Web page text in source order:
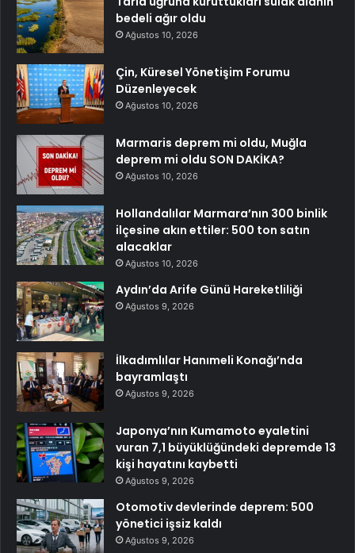
bedeli ağır oldu
Ağustos 10, 2026
Çin, Küresel Yönetişim Forumu
Düzenleyecek
Ağustos 10, 2026
Marmaris deprem mi oldu, Muğla
deprem mi oldu SON DAKİKA?
Ağustos 10, 2026
Hollandalılar Marmara’nın 300 binlik
ilçesine akın ettiler: 500 ton satın
alacaklar
Ağustos 10, 2026
Aydın’da Arife Günü Hareketliliği
Ağustos 9, 2026
İlkadımlılar Hanımeli Konağı’nda
bayramlaştı
Ağustos 9, 2026
Japonya’nın Kumamoto eyaletini
vuran 7,1 büyüklüğündeki depremde 13
kişi hayatını kaybetti
Ağustos 9, 2026
Otomotiv devlerinde deprem: 500
yönetici işsiz kaldı
Ağustos 9, 2026